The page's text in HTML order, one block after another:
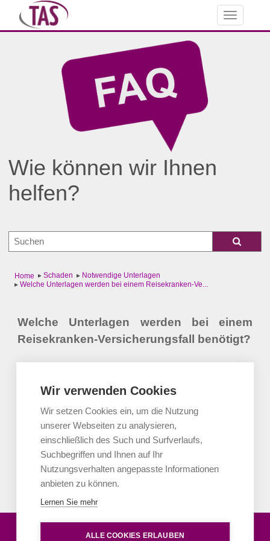
Toggle
navigation
Wie können wir Ihnen
helfen?
Home ▸ Schaden ▸ Notwendige Unterlagen
▸ Welche Unterlagen werden bei einem Reisekranken-Ve...
Welche Unterlagen werden bei einem
Reisekranken-Versicherungsfall benötigt?
Unterlagen benötigt:
Behandlungsbericht inklusive Diagnose
Rechnungsoriginale
Wir helfen Ihnen gerne weiter
Wir verwenden Cookies
Wir setzen Cookies ein, um die Nutzung
unserer Webseiten zu analysieren,
einschließlich des Such und Surfverlaufs,
Suchbegriffen und Ihnen auf Ihr
Nutzungsverhalten angepasste Informationen
anbieten zu können.
Lernen Sie mehr
ALLE COOKIES ERLAUBEN